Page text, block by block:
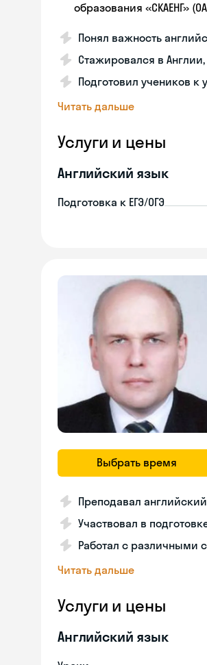
образования «СКАЕНГ»
Понял важность
Стажировался в
Подготовил учеников к
Читать дальше
Услуги и цены
Английский язык
Подготовка к ЕГЭ/ОГЭ
Выбрать время
Преподавал
Участвовал в подготовке
Работал с различными
Читать дальше
Услуги и цены
Английский язык